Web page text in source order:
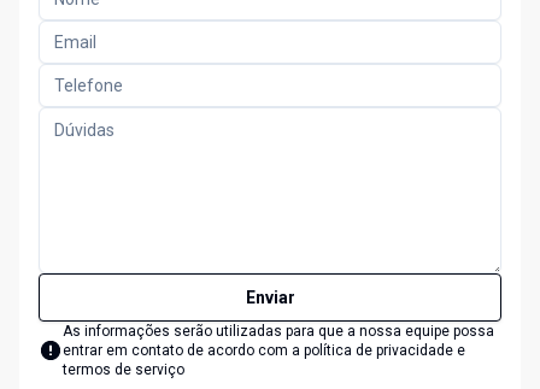
Enviar
As informações serão utilizadas para que a nossa equipe possa
entrar em contato de acordo com a política de privacidade e
termos de serviço